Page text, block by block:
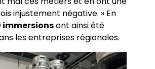
injustement négative. » En
immersionsont ainsi été
les entreprises régionales.